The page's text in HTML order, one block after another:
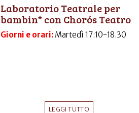
Laboratorio Teatrale per
bambin* con Chorós Teatro
Giorni e orari: Martedì 17:10-18.30
LEGGI TUTTO